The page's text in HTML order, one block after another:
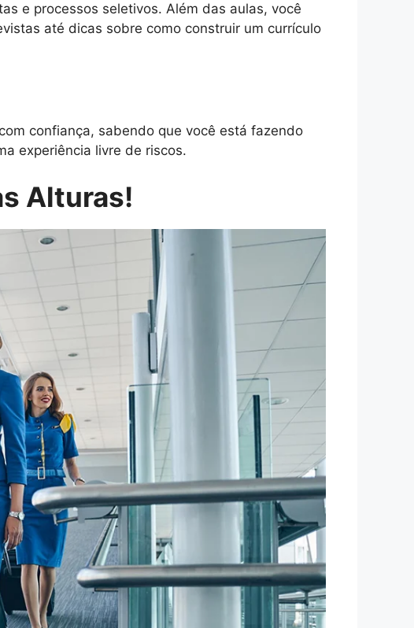
e processos seletivos. Além das aulas, você
até dicas sobre como construir um currículo
confiança, sabendo que você está fazendo
experiência livre de riscos.
Alturas!